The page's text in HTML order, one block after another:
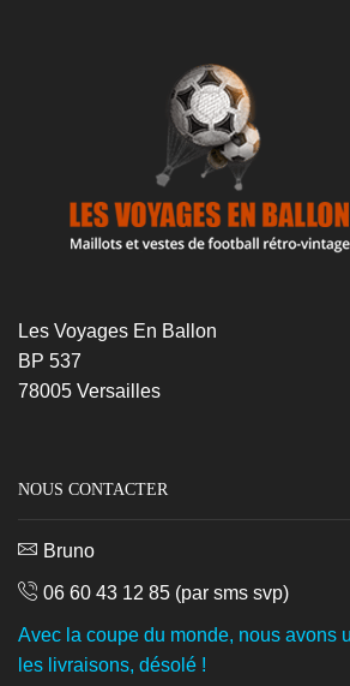
Les Voyages En Ballon
BP 537
78005 Versailles
NOUS CONTACTER
Bruno
06 60 43 12 85 (par sms svp)
Avec la coupe du monde, nous avons
les livraisons, désolé !